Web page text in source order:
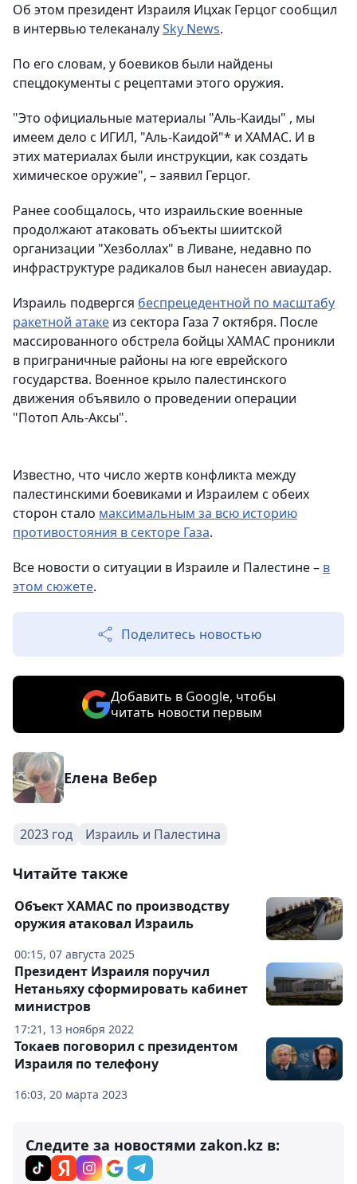
Об этом президент Израиля Ицхак Герцог сообщил
в интервью телеканалуSky News.
По его словам, у боевиков были найдены
спецдокументы с рецептами этого оружия.
"Это официальные материалы "Аль-Каиды" , мы
имеем дело с ИГИЛ, "Аль-Каидой"* и ХАМАС. И в
этих материалах были инструкции, как создать
химическое оружие", – заявил Герцог.
Ранее сообщалось, что израильские военные
продолжают атаковать объекты шиитской
организации "Хезболлах" в Ливане, недавно по
инфраструктуре радикалов был нанесен авиаудар.
Израиль подвергся беспрецедентной по масштабу
ракетной атаке из сектора Газа 7 октября. После
массированного обстрела бойцы ХАМАС проникли
в приграничные районы на юге еврейского
государства. Военное крыло палестинского
движения объявило о проведении операции
"Потоп Аль-Аксы".
Известно, что число жертв конфликта между
палестинскими боевиками и Израилем с обеих
сторон стало максимальным за всю историю
противостояния в секторе Газа.
Все новости о ситуации в Израиле и Палестине – в
этом сюжете.
Поделитесь новостью
Добавить в Google, чтобы
читать новости первым
Елена Вебер
2023 год Израиль и Палестина
Читайте также
00:15, 07 августа 2025
Объект ХАМАС по производству
оружия атаковал Израиль
17:21, 13 ноября 2022
Президент Израиля поручил
Нетаньяху сформировать кабинет
министров
16:03, 20 марта 2023
Токаев поговорил с президентом
Израиля по телефону
Следите за новостями zakon.kz в: